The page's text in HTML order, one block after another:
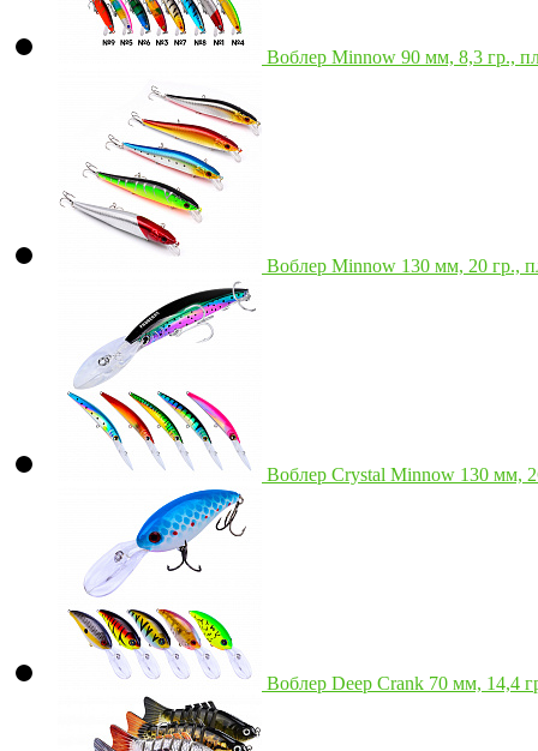
Воблер Minnow 90 мм, 8,3 гр.,
Воблер Minnow 130 мм, 20 гр.,
Воблер Crystal Minnow 130 мм,
Воблер Deep Crank 70 мм, 14,4